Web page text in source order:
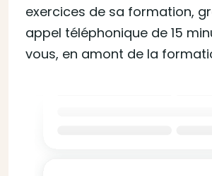
exercices de sa formation,
appel téléphonique de 15
vous, en amont de la